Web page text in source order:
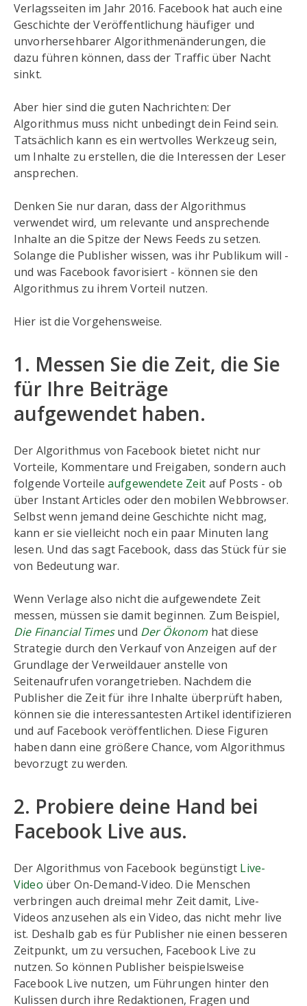
Verlagsseiten im Jahr 2016. Facebook hat auch eine
Geschichte der Veröffentlichung häufiger und
unvorhersehbarer Algorithmenänderungen, die
dazu führen können, dass der Traffic über Nacht
sinkt.
Aber hier sind die guten Nachrichten: Der
Algorithmus muss nicht unbedingt dein Feind sein.
Tatsächlich kann es ein wertvolles Werkzeug sein,
um Inhalte zu erstellen, die die Interessen der Leser
ansprechen.
Denken Sie nur daran, dass der Algorithmus
verwendet wird, um relevante und ansprechende
Inhalte an die Spitze der News Feeds zu setzen.
Solange die Publisher wissen, was ihr Publikum will -
und was Facebook favorisiert - können sie den
Algorithmus zu ihrem Vorteil nutzen.
Hier ist die Vorgehensweise.
1. Messen Sie die Zeit, die Sie
für Ihre Beiträge
aufgewendet haben.
Der Algorithmus von Facebook bietet nicht nur
Vorteile, Kommentare und Freigaben, sondern auch
folgende Vorteile aufgewendete Zeit auf Posts - ob
über Instant Articles oder den mobilen Webbrowser.
Selbst wenn jemand deine Geschichte nicht mag,
kann er sie vielleicht noch ein paar Minuten lang
lesen. Und das sagt Facebook, dass das Stück für sie
von Bedeutung war.
Wenn Verlage also nicht die aufgewendete Zeit
messen, müssen sie damit beginnen. Zum Beispiel,
Die Financial Timesund Der Ökonom hat diese
Strategie durch den Verkauf von Anzeigen auf der
Grundlage der Verweildauer anstelle von
Seitenaufrufen vorangetrieben. Nachdem die
Publisher die Zeit für ihre Inhalte überprüft haben,
können sie die interessantesten Artikel identifizieren
und auf Facebook veröffentlichen. Diese Figuren
haben dann eine größere Chance, vom Algorithmus
bevorzugt zu werden.
2. Probiere deine Hand bei
Facebook Live aus.
Der Algorithmus von Facebook begünstigt Live-
Video über On-Demand-Video. Die Menschen
verbringen auch dreimal mehr Zeit damit, Live-
Videos anzusehen als ein Video, das nicht mehr live
ist. Deshalb gab es für Publisher nie einen besseren
Zeitpunkt, um zu versuchen, Facebook Live zu
nutzen. So können Publisher beispielsweise
Facebook Live nutzen, um Führungen hinter den
Kulissen durch ihre Redaktionen, Fragen und